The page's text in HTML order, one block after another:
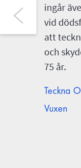
ingår
vid
att
och
75 år.
Teckna
Vuxen